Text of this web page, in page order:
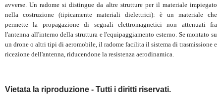
avverse. Un radome si distingue da altre strutture per il materiale impiegato
nella costruzione (tipicamente materiali dielettrici): è un materiale che
permette la propagazione di segnali elettromagnetici non attenuati fra
l'antenna all'interno della struttura e l'equipaggiamento esterno. Se montato su
un drone o altri tipi di aeromobile, il radome facilita il sistema di trasmissione e
ricezione dell'antenna, riducendone la resistenza aerodinamica.
Vietata la riproduzione - Tutti i diritti riservati.